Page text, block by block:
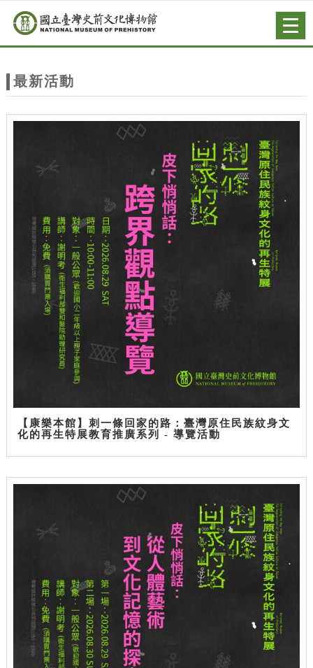
站
主
跳到主要內容
網站導覽
最新活動
【康樂本館】刺一條回家的路：臺灣原住民族紋身文
化的再生特展教育推廣系列 - 導覽活動